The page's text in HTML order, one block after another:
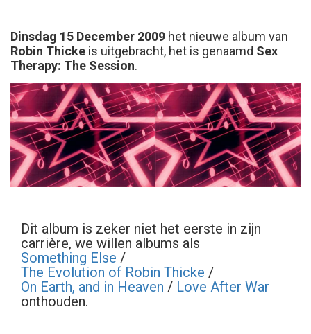
Dinsdag 15 December 2009 het nieuwe album van
Robin Thicke is uitgebracht, het is genaamd Sex
Therapy: The Session.
Dit album is zeker niet het eerste in zijn
carrière, we willen albums als
Something Else /
The Evolution of Robin Thicke /
On Earth, and in Heaven / Love After War
onthouden.